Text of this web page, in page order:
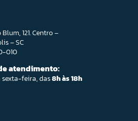
121. Centro –
– SC
010
atendimento:
sexta-feira, das8h às 18h